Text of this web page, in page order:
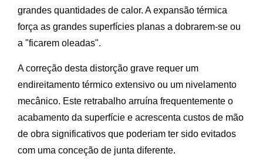
grandes quantidades de calor. A expansão térmica
força as grandes superfícies planas a dobrarem-se ou
a "ficarem oleadas".
A correção desta distorção grave requer um
endireitamento térmico extensivo ou um nivelamento
mecânico. Este retrabalho arruína frequentemente o
acabamento da superfície e acrescenta custos de mão
de obra significativos que poderiam ter sido evitados
com uma conceção de junta diferente.